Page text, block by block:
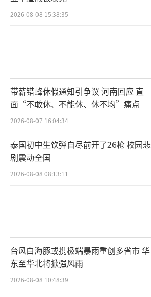
2026-08-08 15:38:35
带薪错峰休假通知引争议 河南回应 直
面“不敢休、不能休、休不均”痛点
2026-08-07 16:04:34
泰国初中生饮弹自尽前开了26枪 校园悲
剧震动全国
2026-08-08 08:13:11
台风白海豚或携极端暴雨重创多省市 华
东至华北将掀强风雨
2026-08-08 10:48:39